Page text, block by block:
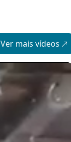
Ver mais vídeos